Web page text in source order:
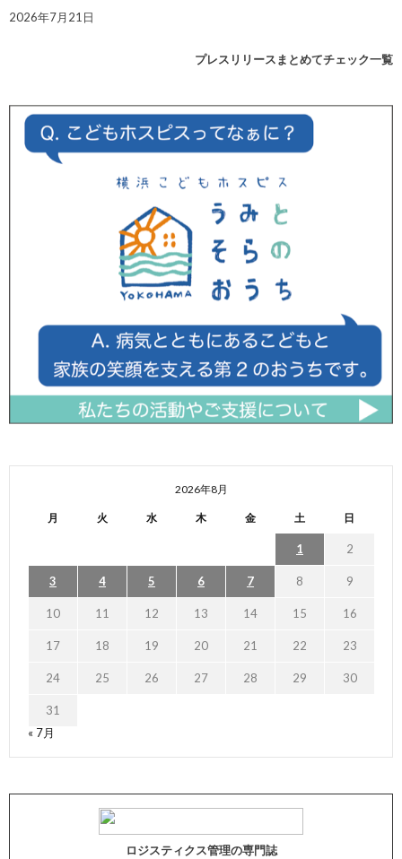
2026年7月21日
プレスリリースまとめてチェック一覧
2026年8月
月 火 水 木 金 土 日
1 2
3 4 5 6 7 8 9
10 11 12 13 14 15 16
17 18 19 20 21 22 23
24 25 26 27 28 29 30
31
« 7月
ロジスティクス管理の専門誌